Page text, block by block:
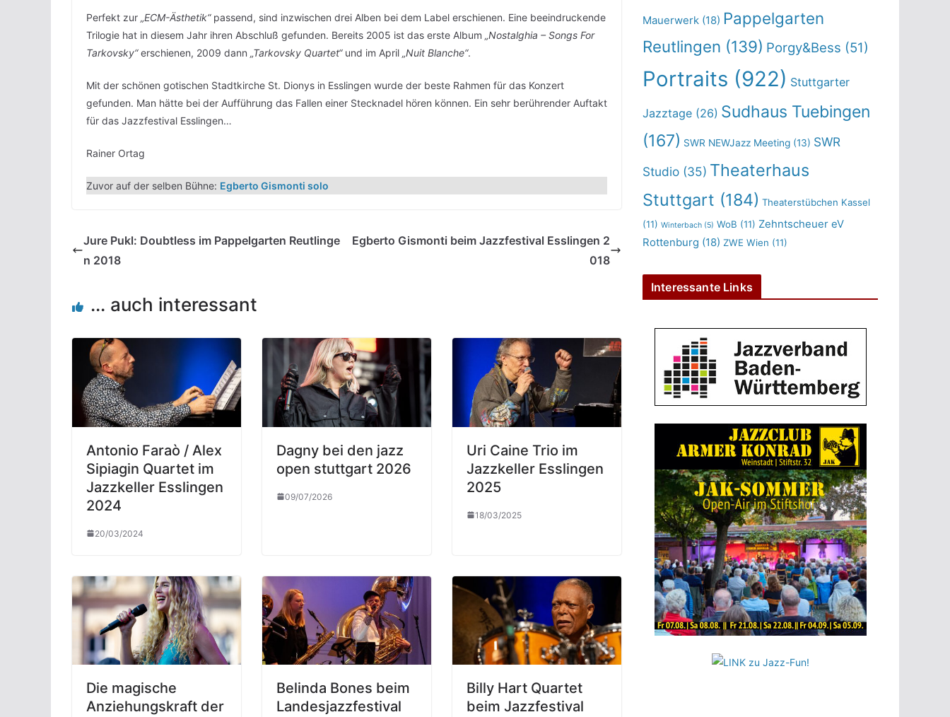
Perfekt zur „ECM-Ästhetik“passend, sind inzwischen drei Alben bei dem Label erschienen. Eine beeindruckende
Trilogie hat in diesem Jahr ihren Abschluß gefunden. Bereits 2005 ist das erste Album „Nostalghia – Songs For
Tarkovsky“erschienen, 2009 dann „Tarkovsky Quartet“und im April „Nuit Blanche“.
Mit der schönen gotischen Stadtkirche St. Dionys in Esslingen wurde der beste Rahmen für das Konzert
gefunden. Man hätte bei der Aufführung das Fallen einer Stecknadel hören können. Ein sehr berührender Auftakt
für das Jazzfestival Esslingen…
Rainer Ortag
Zuvor auf der selben Bühne: Egberto Gismonti solo
Jure Pukl: Doubtless im Pappelgarten Reutlinge
n 2018
Egberto Gismonti beim Jazzfestival Esslingen 2
018
... auch interessant
Antonio Faraò / Alex
Sipiagin Quartet im
Jazzkeller Esslingen
2024
20/03/2024
Dagny bei den jazz
open stuttgart 2026
09/07/2026
Uri Caine Trio im
Jazzkeller Esslingen
2025
18/03/2025
Die magische
Anziehungskraft der
Belinda Bones beim
Landesjazzfestival
Billy Hart Quartet
beim Jazzfestival
Mauerwerk (18) Pappelgarten
Reutlingen (139) Porgy&Bess (51)
Portraits (922) Stuttgarter
Jazztage (26) Sudhaus Tuebingen
(167) SWR NEWJazz Meeting (13) SWR
Studio (35) Theaterhaus
Stuttgart (184) Theaterstübchen Kassel
(11) Winterbach (5) WoB (11) Zehntscheuer eV
Rottenburg (18) ZWE Wien (11)
Interessante Links